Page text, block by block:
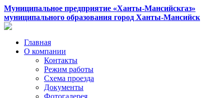
Муниципальное предприятие «Ханты-Мансийскгаз»
муниципального образования город Ханты-Мансийск
Главная
О компании
Контакты
Режим работы
Схема проезда
Документы
Фотогалерея